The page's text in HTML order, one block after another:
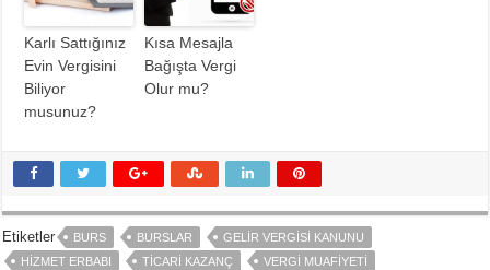
Karlı Sattığınız
Evin Vergisini
Biliyor
musunuz?
Kısa Mesajla
Bağışta Vergi
Olur mu?
Etiketler BURS BURSLAR
GELIR VERGISI KANUNU
HIZMET ERBABI
TICARI KAZANÇ VERGI MUAFIYETI